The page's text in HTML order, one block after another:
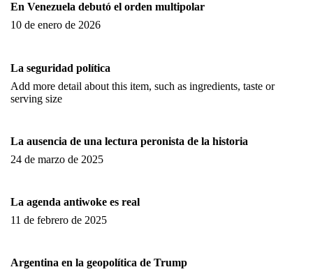
En Venezuela debutó el orden multipolar
10 de enero de 2026
La seguridad política
Add more detail about this item, such as ingredients, taste or
serving size
La ausencia de una lectura peronista de la historia
24 de marzo de 2025
La agenda antiwoke es real
11 de febrero de 2025
Argentina en la geopolítica de Trump